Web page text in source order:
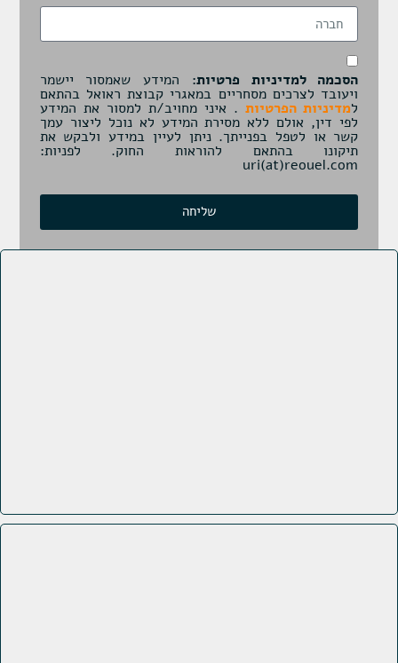
הסכמה למדיניות פרטיות: המידע שאמסור יישמר
ויעובד לצרכים מסחריים במאגרי קבוצת ראואל בהתאם
למדיניות הפרטיות. איני מחויב/ת למסור את המידע
לפי דין, אולם ללא מסירת המידע לא נוכל ליצור עמך
קשר או לטפל בפנייתך. ניתן לעיין במידע ולבקש את
תיקונו בהתאם להוראות החוק. לפניות:
uri(at)reouel.com
שליחה